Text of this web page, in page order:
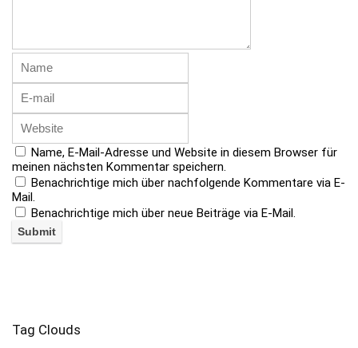
Name, E-Mail-Adresse und Website in diesem Browser für
meinen nächsten Kommentar speichern.
Benachrichtige mich über nachfolgende Kommentare via E-
Mail.
Benachrichtige mich über neue Beiträge via E-Mail.
Tag Clouds